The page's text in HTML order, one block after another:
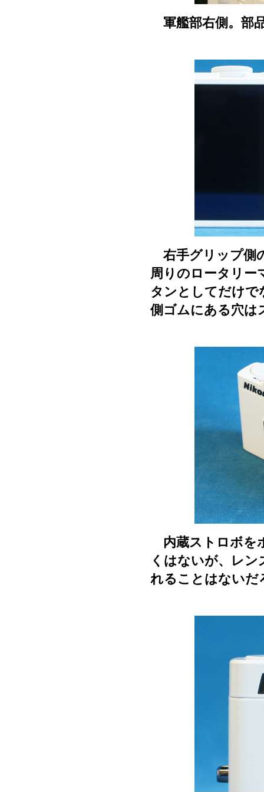
軍艦部右側。部
右手グリップ側
周りのロータリー
タンとしてだけで
側ゴムにある穴は
内蔵ストロボを
くはないが、レ
れることはないだ